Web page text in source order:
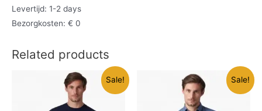
Levertijd: 1-2 days
Bezorgkosten: € 0
Related products
Sale! Sale!